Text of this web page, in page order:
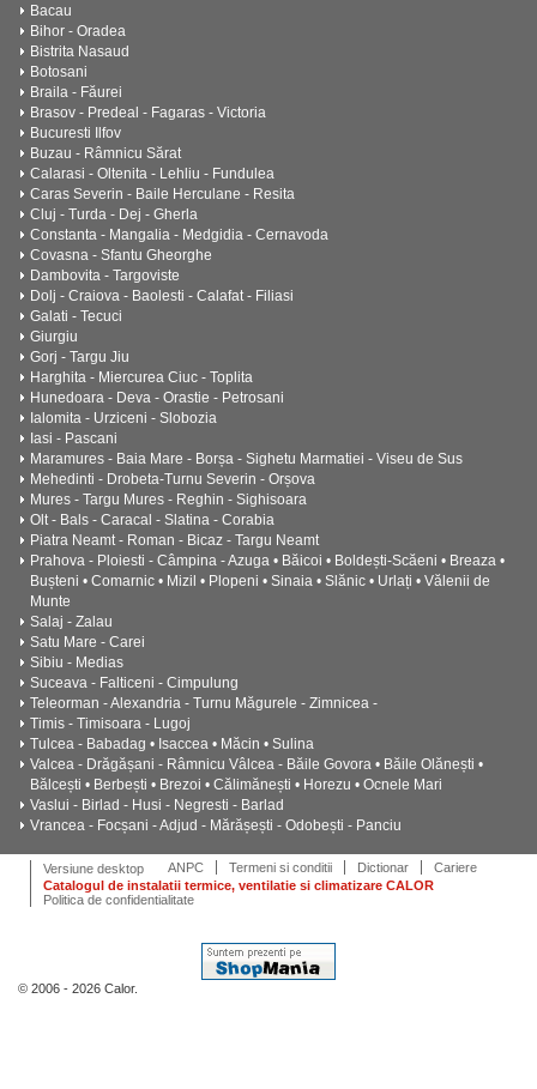
Bacau
Bihor - Oradea
Bistrita Nasaud
Botosani
Braila - Făurei
Brasov - Predeal - Fagaras - Victoria
Bucuresti Ilfov
Buzau - Râmnicu Sărat
Calarasi - Oltenita - Lehliu - Fundulea
Caras Severin - Baile Herculane - Resita
Cluj - Turda - Dej - Gherla
Constanta - Mangalia - Medgidia - Cernavoda
Covasna - Sfantu Gheorghe
Dambovita - Targoviste
Dolj - Craiova - Baolesti - Calafat - Filiasi
Galati - Tecuci
Giurgiu
Gorj - Targu Jiu
Harghita - Miercurea Ciuc - Toplita
Hunedoara - Deva - Orastie - Petrosani
Ialomita - Urziceni - Slobozia
Iasi - Pascani
Maramures - Baia Mare - Borșa - Sighetu Marmatiei - Viseu de Sus
Mehedinti - Drobeta-Turnu Severin - Orșova
Mures - Targu Mures - Reghin - Sighisoara
Olt - Bals - Caracal - Slatina - Corabia
Piatra Neamt - Roman - Bicaz - Targu Neamt
Prahova - Ploiesti - Câmpina - Azuga • Băicoi • Boldești-Scăeni • Breaza •
Bușteni • Comarnic • Mizil • Plopeni • Sinaia • Slănic • Urlați • Vălenii de
Munte
Salaj - Zalau
Satu Mare - Carei
Sibiu - Medias
Suceava - Falticeni - Cimpulung
Teleorman - Alexandria - Turnu Măgurele - Zimnicea -
Timis - Timisoara - Lugoj
Tulcea - Babadag • Isaccea • Măcin • Sulina
Valcea - Drăgășani - Râmnicu Vâlcea - Băile Govora • Băile Olănești •
Bălcești • Berbești • Brezoi • Călimănești • Horezu • Ocnele Mari
Vaslui - Birlad - Husi - Negresti - Barlad
Vrancea - Focșani - Adjud - Mărășești - Odobești - Panciu
Versiune desktop ANPC Termeni si conditii Dictionar
Cariere
Catalogul de instalatii termice, ventilatie si climatizare CALOR
Politica de confidentialitate
© 2006 - 2026 Calor.